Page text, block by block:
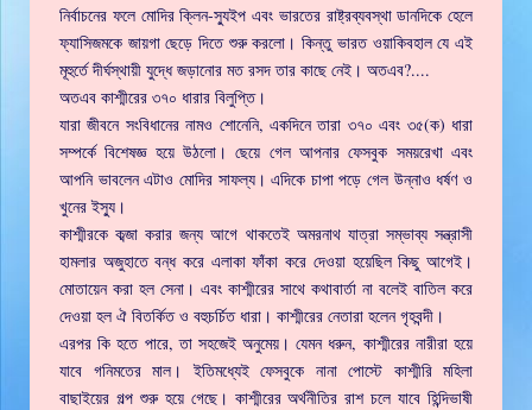
নির্বাচনের ফলে মোদির ক্লিন-স্যুইপ এবং ভারতের রাষ্ট্রব্যবস্থা ডানদিকে হেলে
ফ্যাসিজমকে জায়গা ছেড়ে দিতে শুরু করলো। কিন্তু ভারত ওয়াকিবহাল যে এই
মূহুর্তে দীর্ঘস্থায়ী যুদ্ধে জড়ানোর মত রসদ তার কাছে নেই। অতএব?....
অতএব কাশ্মীরের ৩৭০ ধারার বিলুপ্তি।
যারা জীবনে সংবিধানের নামও শোনেনি, একদিনে তারা ৩৭০ এবং ৩৫(ক) ধারা
সম্পর্কে বিশেষজ্ঞ হয়ে উঠলো। ছেয়ে গেল আপনার ফেসবুক সময়রেখা এবং
আপনি ভাবলেন এটাও মোদির সাফল্য। এদিকে চাপা পড়ে গেল উন্নাও ধর্ষণ ও
খুনের ইস্যু।
কাশ্মীরকে কব্জা করার জন্য আগে থাকতেই অমরনাথ যাত্রা সম্ভাব্য সন্ত্রাসী
হামলার অজুহাতে বন্ধ করে এলাকা ফাঁকা করে দেওয়া হয়েছিল কিছু আগেই।
মোতায়েন করা হল সেনা। এবং কাশ্মীরের সাথে কথাবার্তা না বলেই বাতিল করে
দেওয়া হল ঐ বিতর্কিত ও বহুচর্চিত ধারা। কাশ্মীরের নেতারা হলেন গৃহবন্দী।
এরপর কি হতে পারে, তা সহজেই অনুমেয়। যেমন ধরুন, কাশ্মীরের নারীরা হয়ে
যাবে গনিমতের মাল। ইতিমধ্যেই ফেসবুকে নানা পোস্টে কাশ্মীরি মহিলা
বাছাইয়ের গল্প শুরু হয়ে গেছে। কাশ্মীরের অর্থনীতির রাশ চলে যাবে হিন্দিভাষী